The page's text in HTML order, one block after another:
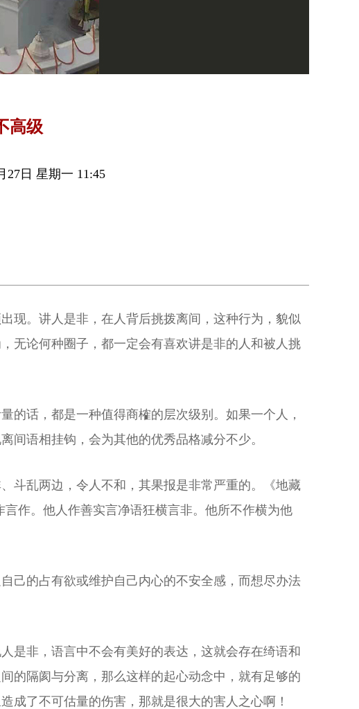
高级
27日 星期一 11:45
现。讲人是非，在人背后挑拨离间，这种行为，貌似
无论何种圈子，都一定会有喜欢讲是非的人和被人挑
的话，都是一种值得商榷的层次级别。如果一个人，
间语相挂钩，会为其他的优秀品格减分不少。
斗乱两边，令人不和，其果报是非常严重的。《地藏
作。他人作善实言净语狂横言非。他所不作横为他
己的占有欲或维护自己内心的不安全感，而想尽办法
是非，语言中不会有美好的表达，这就会存在绮语和
的隔阂与分离，那么这样的起心动念中，就有足够的
成了不可估量的伤害，那就是很大的害人之心啊！